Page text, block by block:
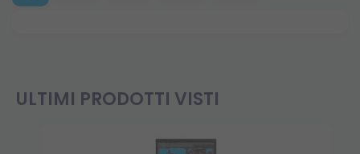
ULTIMI PRODOTTI VISTI